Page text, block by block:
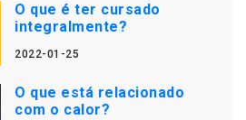
O que é ter cursado
integralmente?
2022-01-25
O que está relacionado
com o calor?